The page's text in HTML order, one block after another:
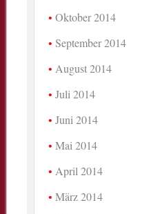
Oktober 2014
September 2014
August 2014
Juli 2014
Juni 2014
Mai 2014
April 2014
März 2014